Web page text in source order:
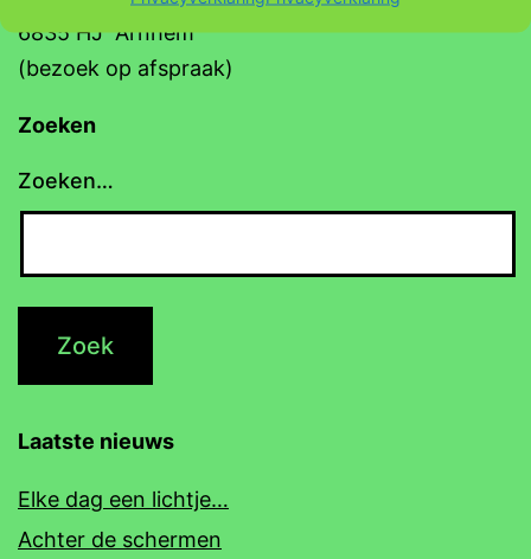
6835 HJ Arnhem
(bezoek op afspraak)
Zoeken
Zoeken…
Laatste nieuws
Elke dag een lichtje…
Achter de schermen